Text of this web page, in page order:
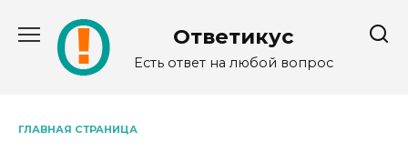
содержанию
Ответикус
Есть ответ на любой вопрос
ГЛАВНАЯ СТРАНИЦА